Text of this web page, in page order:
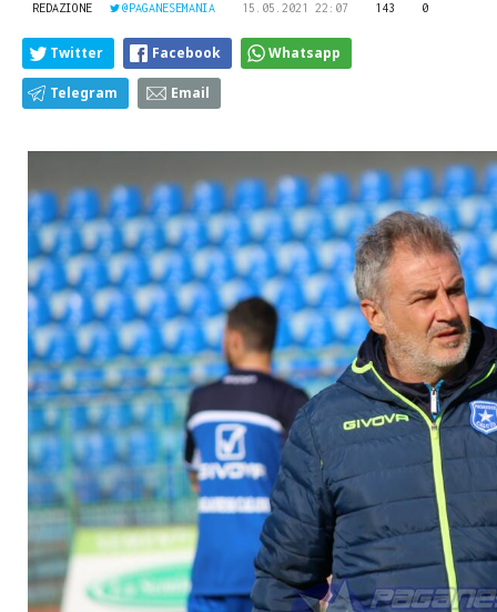
REDAZIONE @PAGANESEMANIA 15.05.2021 22:07 143 0
Twitter Facebook Whatsapp
Telegram Email